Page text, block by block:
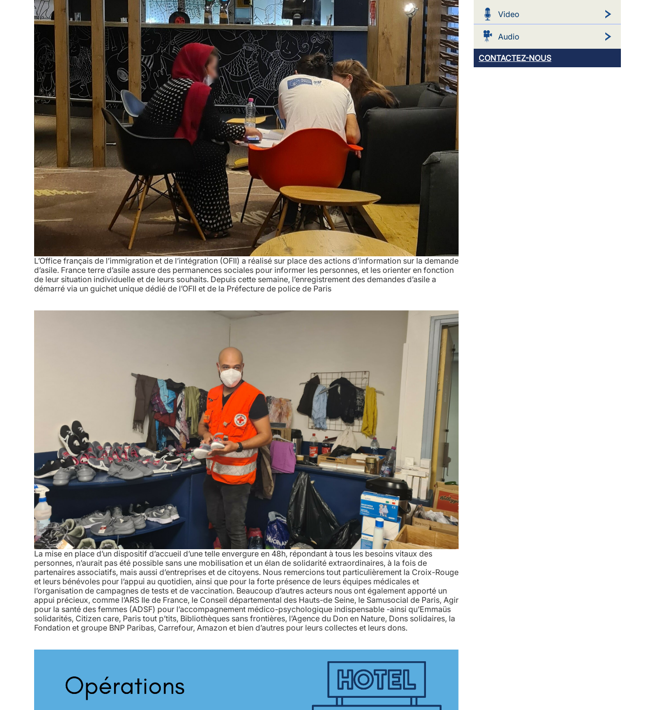
L’Office français de l’immigration et de l’intégration (OFII) a réalisé sur place des actions d’information sur la demande
d’asile. France terre d’asile assure des permanences sociales pour informer les personnes, et les orienter en fonction
de leur situation individuelle et de leurs souhaits. Depuis cette semaine, l’enregistrement des demandes d’asile a
démarré via un guichet unique dédié de l’OFII et de la Préfecture de police de Paris
La mise en place d’un dispositif d’accueil d’une telle envergure en 48h, répondant à tous les besoins vitaux des
personnes, n’aurait pas été possible sans une mobilisation et un élan de solidarité extraordinaires, à la fois de
partenaires associatifs, mais aussi d’entreprises et de citoyens. Nous remercions tout particulièrement la Croix-Rouge
et leurs bénévoles pour l’appui au quotidien, ainsi que pour la forte présence de leurs équipes médicales et
l’organisation de campagnes de tests et de vaccination. Beaucoup d’autres acteurs nous ont également apporté un
appui précieux, comme l’ARS Ile de France, le Conseil départemental des Hauts-de Seine, le Samusocial de Paris, Agir
pour la santé des femmes (ADSF) pour l’accompagnement médico-psychologique indispensable -ainsi qu’Emmaüs
solidarités, Citizen care, Paris tout p’tits, Bibliothèques sans frontières, l’Agence du Don en Nature, Dons solidaires, la
Fondation et groupe BNP Paribas, Carrefour, Amazon et bien d’autres pour leurs collectes et leurs dons.
Video
Audio
CONTACTEZ-NOUS